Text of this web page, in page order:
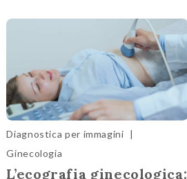
Diagnostica per immagini |
Ginecologia
L’ecografia ginecologica: